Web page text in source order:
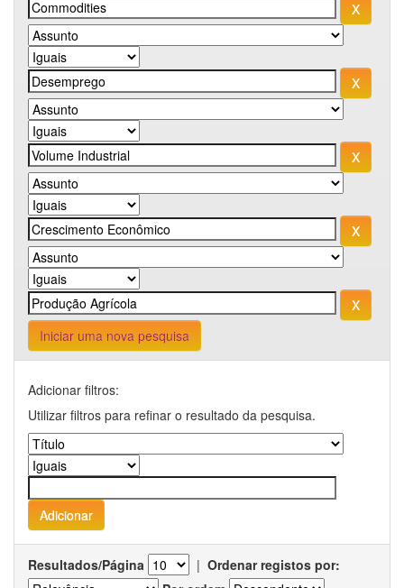
Iniciar uma nova pesquisa
Adicionar filtros:
Utilizar filtros para refinar o resultado da pesquisa.
Resultados/Página | Ordenar registos por: